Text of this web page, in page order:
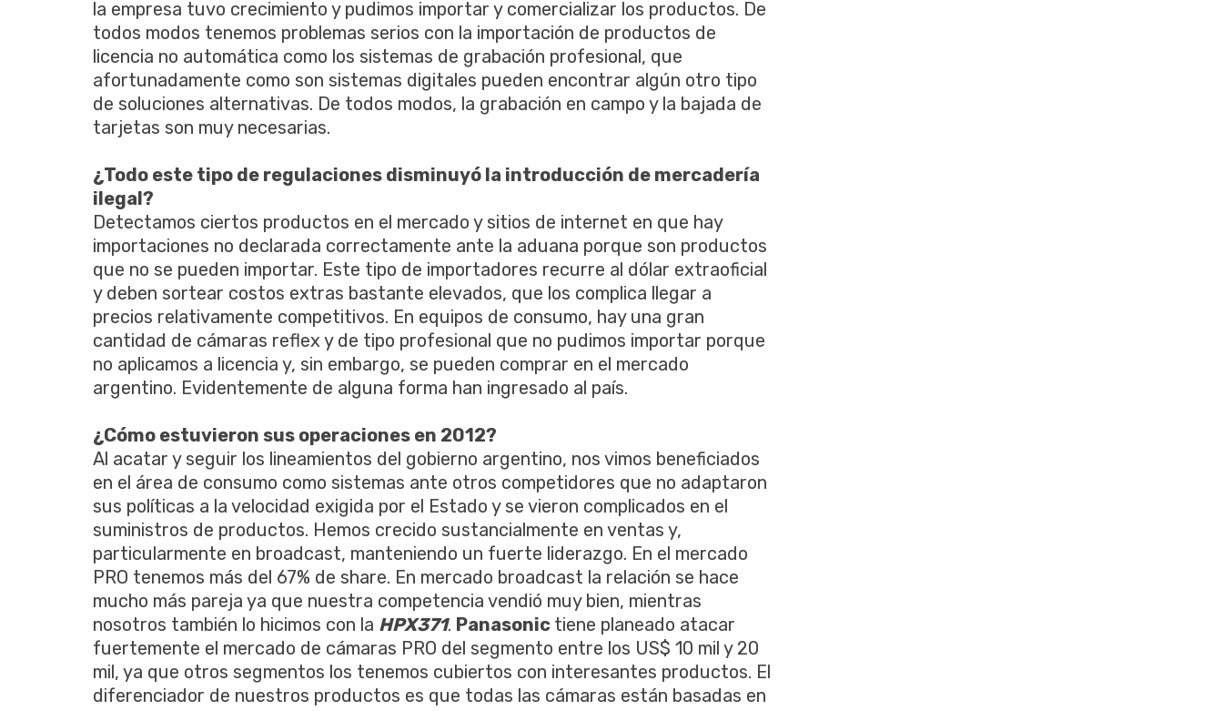
la empresa tuvo crecimiento y pudimos importar y comercializar los productos. De
todos modos tenemos problemas serios con la importación de productos de
licencia no automática como los sistemas de grabación profesional, que
afortunadamente como son sistemas digitales pueden encontrar algún otro tipo
de soluciones alternativas. De todos modos, la grabación en campo y la bajada de
tarjetas son muy necesarias.
¿Todo este tipo de regulaciones disminuyó la introducción de mercadería
ilegal?
Detectamos ciertos productos en el mercado y sitios de internet en que hay
importaciones no declarada correctamente ante la aduana porque son productos
que no se pueden importar. Este tipo de importadores recurre al dólar extraoficial
y deben sortear costos extras bastante elevados, que los complica llegar a
precios relativamente competitivos. En equipos de consumo, hay una gran
cantidad de cámaras reflex y de tipo profesional que no pudimos importar porque
no aplicamos a licencia y, sin embargo, se pueden comprar en el mercado
argentino. Evidentemente de alguna forma han ingresado al país.
¿Cómo estuvieron sus operaciones en 2012?
Al acatar y seguir los lineamientos del gobierno argentino, nos vimos beneficiados
en el área de consumo como sistemas ante otros competidores que no adaptaron
sus políticas a la velocidad exigida por el Estado y se vieron complicados en el
suministros de productos. Hemos crecido sustancialmente en ventas y,
particularmente en broadcast, manteniendo un fuerte liderazgo. En el mercado
PRO tenemos más del 67% de share. En mercado broadcast la relación se hace
mucho más pareja ya que nuestra competencia vendió muy bien, mientras
nosotros también lo hicimos con la HPX371. Panasonic tiene planeado atacar
fuertemente el mercado de cámaras PRO del segmento entre los US$ 10 mil y 20
mil, ya que otros segmentos los tenemos cubiertos con interesantes productos. El
diferenciador de nuestros productos es que todas las cámaras están basadas en